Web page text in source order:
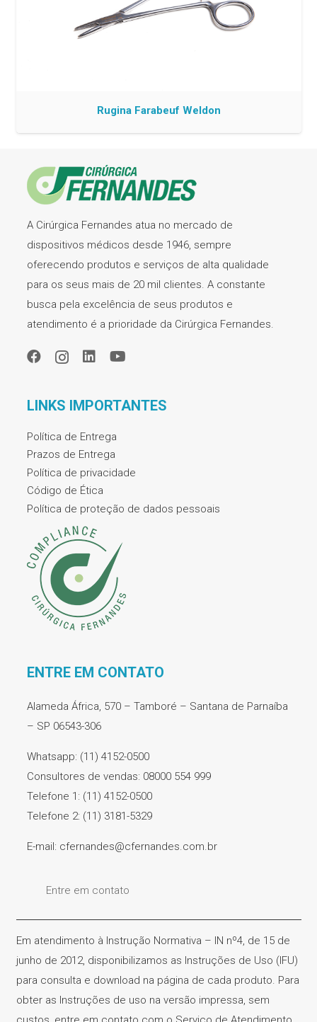
Rugina Farabeuf Weldon
A Cirúrgica Fernandes atua no mercado de
dispositivos médicos desde 1946, sempre
oferecendo produtos e serviços de alta qualidade
para os seus mais de 20 mil clientes. A constante
busca pela excelência de seus produtos e
atendimento é a prioridade da Cirúrgica Fernandes.
LINKS IMPORTANTES
Política de Entrega
Prazos de Entrega
Política de privacidade
Código de Ética
Política de proteção de dados pessoais
ENTRE EM CONTATO
Alameda África, 570 – Tamboré – Santana de Parnaíba
– SP 06543-306
Whatsapp: (11) 4152-0500
Consultores de vendas: 08000 554 999
Telefone 1: (11) 4152-0500
Telefone 2: (11) 3181-5329
E-mail: cfernandes@cfernandes.com.br
Entre em contato
Em atendimento à Instrução Normativa – IN nº4, de 15 de
junho de 2012, disponibilizamos as Instruções de Uso (IFU)
para consulta e download na página de cada produto. Para
obter as Instruções de uso na versão impressa, sem